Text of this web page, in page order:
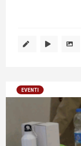
EVENTI